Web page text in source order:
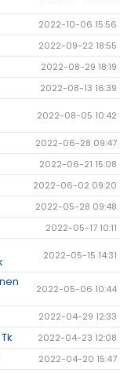
2022-10-06 15:56
2022-09-22 18:55
2022-08-29 18:19
2022-08-13 16:39
2022-08-05 10:42
2022-06-28 09:47
2022-06-21 15:08
2022-06-02 09:20
2022-05-28 09:48
2022-05-17 10:11
2022-05-15 14:31
2022-05-06 10:44
2022-04-29 12:33
2022-04-23 12:08
2022-04-20 15:47